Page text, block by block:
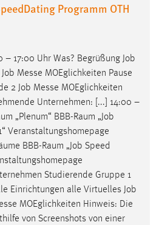
Programm OTH
– 17:00 Uhr Was? Begrüßung Job
Job Messe MOEglichkeiten Pause
2 Job Messe MOEglichkeiten
Unternehmen: [...] 14:00 –
„Plenum“ BBB-Raum „Job
Veranstaltungshomepage
BBB-Raum „Job Speed
Studierende Gruppe 1
Einrichtungen alle Virtuelles Job
MOEglichkeiten Hinweis: Die
von Screenshots von einer
= 1 Jahr
um sich an der Website